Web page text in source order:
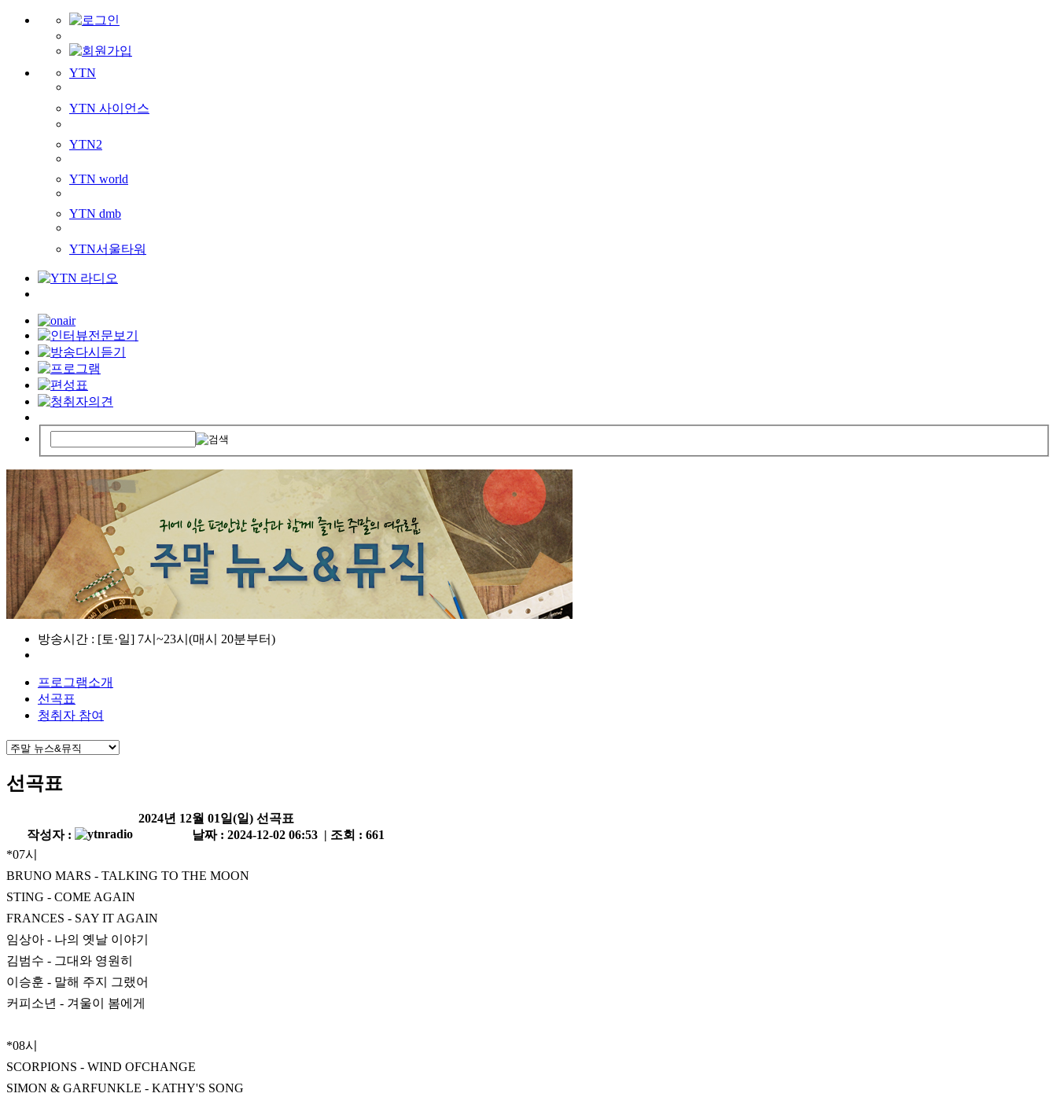
YTN
YTN 사이언스
YTN2
YTN world
YTN dmb
YTN서울타워
방송시간 : [토·일] 7시~23시(매시 20분부터)
프로그램소개
선곡표
청취자 참여
선곡표
2024년 12월 01일(일) 선곡표
작성자 :
날짜 : 2024-12-02 06:53 | 조회 : 661
*07시
BRUNO MARS - TALKING TO THE MOON
STING - COME AGAIN
FRANCES - SAY IT AGAIN
임상아 - 나의 옛날 이야기
김범수 - 그대와 영원히
이승훈 - 말해 주지 그랬어
커피소년 - 겨울이 봄에게
*08시
SCORPIONS - WIND OFCHANGE
SIMON & GARFUNKLE - KATHY'S SONG